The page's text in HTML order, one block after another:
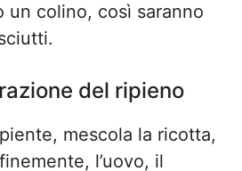
un colino, così saranno
del ripieno
mescola la ricotta,
l’uovo, il